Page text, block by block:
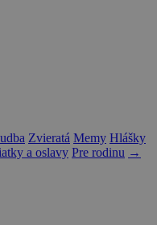
Zvieratá Memy Hlášky
a oslavy Pre rodinu →